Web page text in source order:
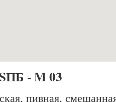
- M 03
пивная,